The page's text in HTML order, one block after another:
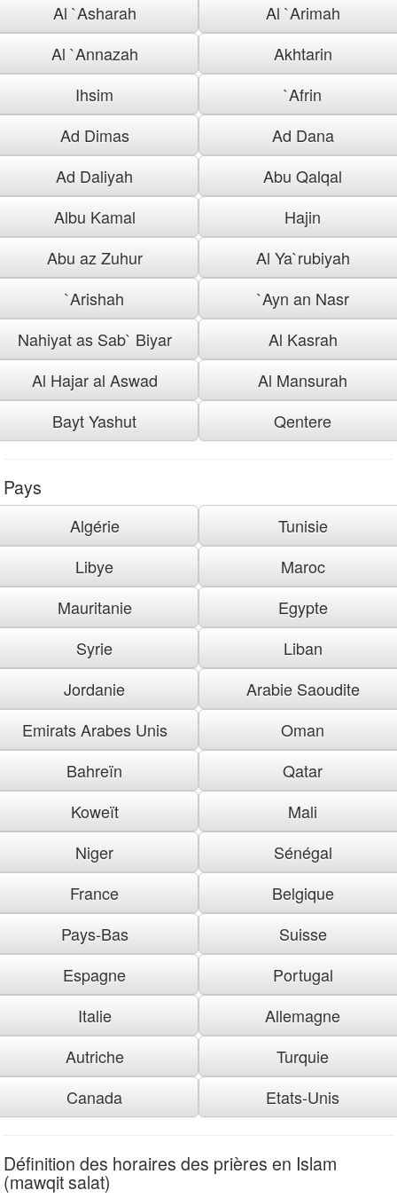
Al `Asharah
Al `Arimah
Al `Annazah
Akhtarin
Ihsim
`Afrin
Ad Dimas
Ad Dana
Ad Daliyah
Abu Qalqal
Albu Kamal
Hajin
Abu az Zuhur
Al Ya`rubiyah
`Arishah
`Ayn an Nasr
Nahiyat as Sab` Biyar
Al Kasrah
Al Hajar al Aswad
Al Mansurah
Bayt Yashut
Qentere
Pays
Algérie
Tunisie
Libye
Maroc
Mauritanie
Egypte
Syrie
Liban
Jordanie
Arabie Saoudite
Emirats Arabes Unis
Oman
Bahreïn
Qatar
Koweït
Mali
Niger
Sénégal
France
Belgique
Pays-Bas
Suisse
Espagne
Portugal
Italie
Allemagne
Autriche
Turquie
Canada
Etats-Unis
Définition des horaires des prières en Islam
(mawqit salat)